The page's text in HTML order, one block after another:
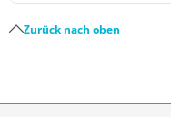
Zurück nach oben